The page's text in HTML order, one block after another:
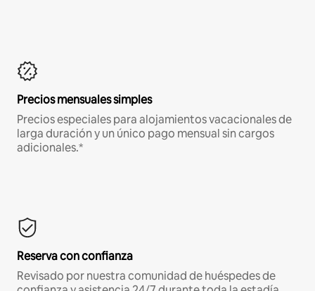
Precios mensuales simples
Precios especiales para alojamientos vacacionales de
larga duración y un único pago mensual sin cargos
adicionales.*
Reserva con confianza
Revisado por nuestra comunidad de huéspedes de